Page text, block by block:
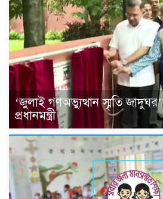
‘জুলাই গণঅভ্যুত্থান স্মৃতি
প্রধানমন্ত্রী